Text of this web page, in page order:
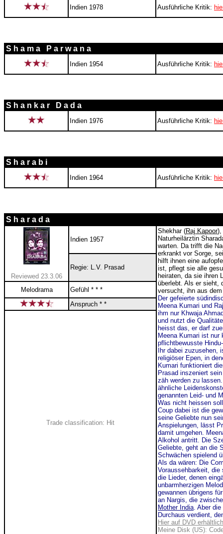
Indien 1978 Ausführliche Kritik:
S h a m a P a r w a n a
Indien 1954 Ausführliche Kritik:
S h a n k a r D a d a
Indien 1976 Ausführliche Kritik:
S h a r a b i
Indien 1964 Ausführliche Kritik:
S h a r a d a
Reviewed 23.3.06
Indien 1957
Shekhar (Raj Kapoor),
Naturheilärztin
warten. Da trifft die
erkrankt vor Sorge,
hilft ihnen eine
ist, pflegt sie alle
heiraten, da sie ihren
überlebt. Als er sieht,
versucht, ihn aus
Der gefeierte
Meena Kumari und
ihm nur Khwaja
und nutzt die
heisst das, er darf
Meena Kumari ist
pflichtbewusste
Ihr dabei
religiöser Epen, in
Kumari funktioniert
Prasad inszeniert
zäh werden zu
ähnliche
genannten Leid- und
Was nicht heissen
Coup dabei ist die
seine Geliebte nun
Anspielungen, lässt
damit umgehen.
Alkohol antritt. Die
Geliebte, geht an die
Schwächen spielend
Als da wären: Die
Voraussehbarkeit,
die Lieder, denen
unbarmherzigen
gewannen übrigens
an Nargis, die
Mother India. Aber die
Durchaus verdient,
Hier auf DVD erhältlich
Meine Disk (US):
Regie: L.V. Prasad
Melodrama
Gefühl * * *
Anspruch * *
Trade classification: Hit